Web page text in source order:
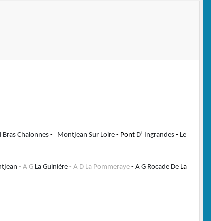
Bras Chalonnes - Montjean Sur Loire - Pont D’ Ingrandes - Le
- A G La Guinière - A D La Pommeraye - A G Rocade De La